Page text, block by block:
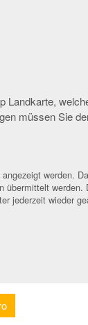
Landkarte,
müssen Sie
werden.
übermittelt
jederzeit wieder